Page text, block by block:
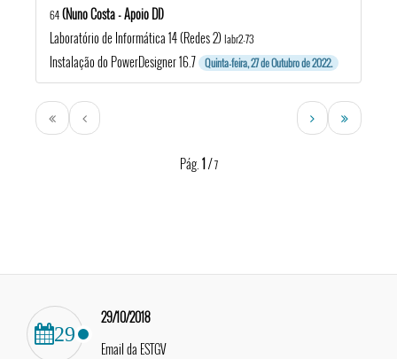
64(Nuno Costa - Apoio DI)
Laboratório de Informática 14 (Redes 2) labr2-73
Instalação do PowerDesigner 16.7 Quinta-feira, 27 de Outubro de 2022.
Pág. 1/7
29
29/10/2018
Email da ESTGV